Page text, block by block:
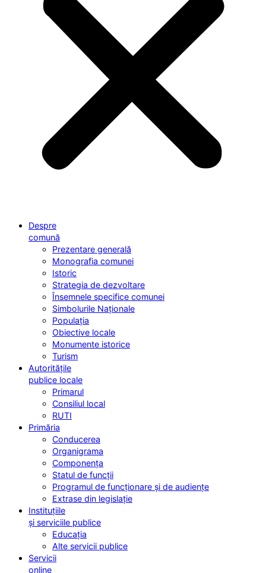
Despre
comună
Prezentare generală
Monografia comunei
Istoric
Strategia de dezvoltare
Însemnele specifice comunei
Simbolurile Naționale
Populația
Obiective locale
Monumente istorice
Turism
Autoritățile
publice locale
Primarul
Consiliul local
RUTI
Primăria
Conducerea
Organigrama
Componența
Statul de funcții
Programul de funcționare și de audiențe
Extrase din legislație
Instituțiile
și serviciile publice
Educația
Alte servicii publice
Servicii
online